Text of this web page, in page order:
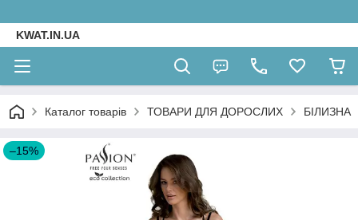
KWAT.IN.UA
Каталог товарів ТОВАРИ ДЛЯ ДОРОСЛИХ БІЛИЗНА
–15%